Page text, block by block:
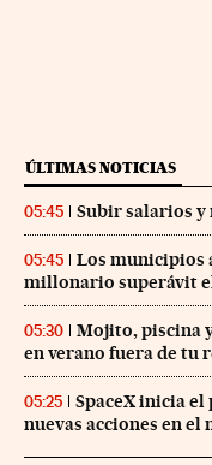
ÚLTIMAS NOTICIAS
05:45 Subir salarios
05:45
Los municipios
millonario superávit
05:30
Mojito, piscina
en verano fuera de tu
05:25
SpaceX inicia
nuevas acciones en el